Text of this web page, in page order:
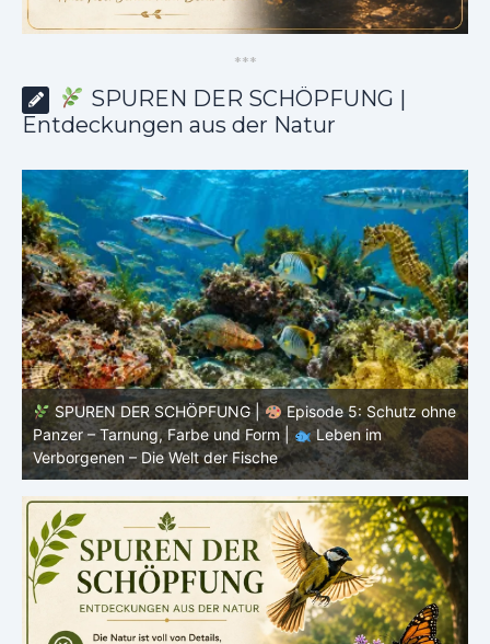
***
SPUREN DER SCHÖPFUNG |
Entdeckungen aus der Natur
SPUREN DER SCHÖPFUNG |
Episode 4: Kalt, aber
lebendig – Leben ohne konstante Körpertemperatur |
Leben im Verborgenen – Die Welt der Fische